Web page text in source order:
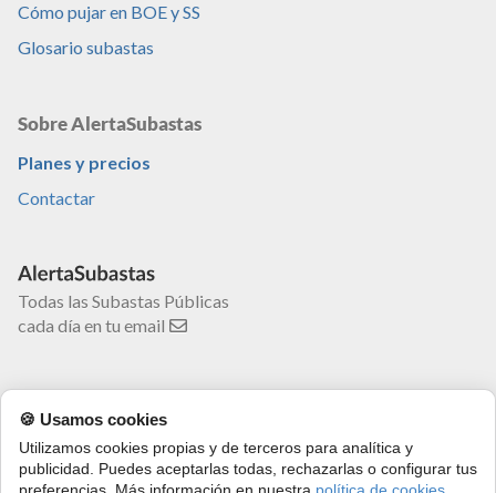
Cómo pujar en BOE y SS
Glosario subastas
Sobre AlertaSubastas
Planes y precios
Contactar
Todas las Subastas Públicas
cada día en tu email
AlertaSubastas SLU© 2016-2026
Términos y condiciones
Política de privacidad · Política de
🍪 Usamos cookies
Utilizamos cookies propias y de terceros para analítica y
publicidad. Puedes aceptarlas todas, rechazarlas o configurar tus